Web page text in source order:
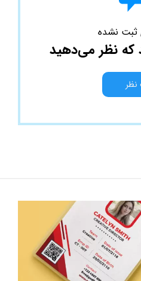
ثبت نشده
که نظر می‌دهید